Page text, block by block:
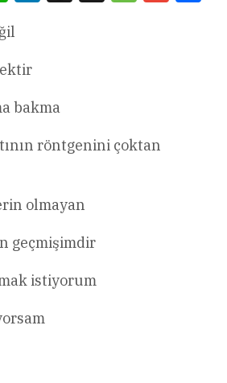
bakma
röntgenini çoktan
olmayan
geçmişimdir
istiyorum